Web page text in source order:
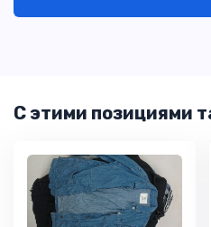
С этими позициями